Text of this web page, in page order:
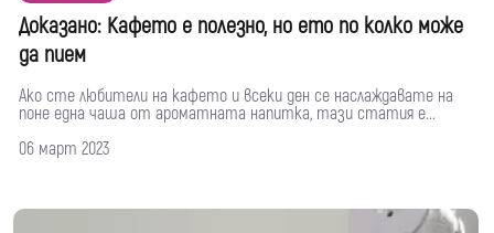
Доказано: Кафето е полезно, но ето по колко може
да пием
Ако сте любители на кафето и всеки ден се наслаждавате на
поне една чаша от ароматната напитка, тази статия е...
06 март 2023